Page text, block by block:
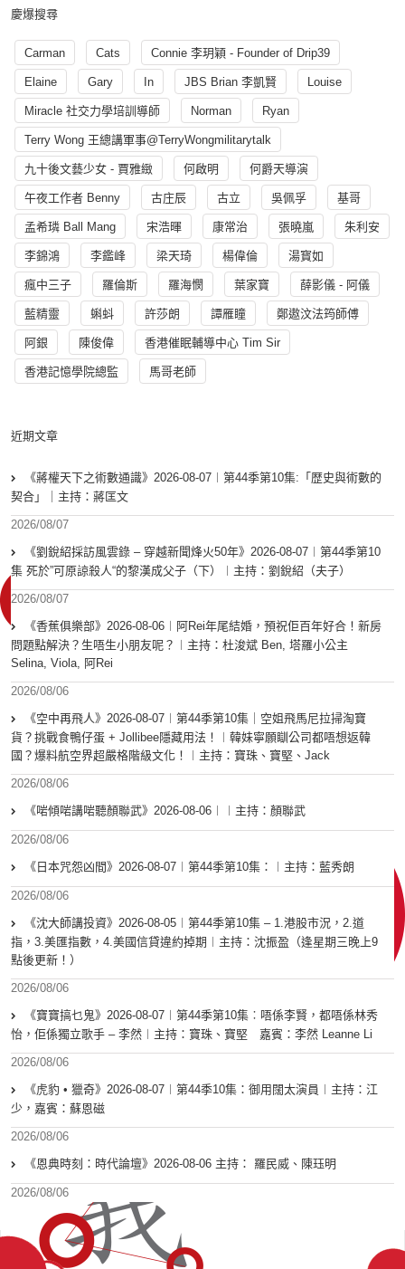
慶爆搜尋
Carman Cats Connie 李玥穎 - Founder of Drip39
Elaine Gary In JBS Brian 李凱賢 Louise
Miracle 社交力學培訓導師 Norman Ryan
Terry Wong 王總講軍事@TerryWongmilitarytalk
九十後文藝少女 - 賈雅緻 何啟明 何爵天導演
午夜工作者 Benny 古庄辰 古立 吳佩孚 基哥
孟希璘 Ball Mang 宋浩暉 康常治 張曉嵐 朱利安
李錦鴻 李鑑峰 梁天琦 楊偉倫 湯寳如
瘋中三子 羅倫斯 羅海憫 葉家寶 薛影儀 - 阿儀
藍精靈 蝌蚪 許莎朗 譚雁瞳 鄭遨汶法筠師傅
阿銀 陳俊偉 香港催眠輔導中心 Tim Sir
香港記憶學院總監 馬哥老師
近期文章
《蔣權天下之術數通識》2026-08-07︱第44季第10集:「歴史與術數的
契合」｜主持：蔣匡文
2026/08/07
《劉銳紹採訪風雲錄 – 穿越新聞烽火50年》2026-08-07︱第44季第10
集 死於”可原諒殺人“的黎漢成父子（下）︱主持：劉銳紹（夫子）
2026/08/07
《香蕉俱樂部》2026-08-06︱阿Rei年尾結婚，預祝佢百年好合！新房
問題點解決？生唔生小朋友呢？︱主持：杜浚斌 Ben, 塔羅小公主
Selina, Viola, 阿Rei
2026/08/06
《空中再飛人》2026-08-07︱第44季第10集｜空姐飛馬尼拉掃淘寶
貨？挑戰食鴨仔蛋 + Jollibee隱藏用法！︱韓妹寧願瞓公司都唔想返韓
國？爆料航空界超嚴格階級文化！︱主持：寶珠、寶堅、Jack
2026/08/06
《啱傾啱講啱聽顏聯武》2026-08-06︱︱主持：顏聯武
2026/08/06
《日本咒怨凶間》2026-08-07︱第44季第10集：︱主持：藍秀朗
2026/08/06
《沈大師講投資》2026-08-05︱第44季第10集 – 1.港股市況，2.道
指，3.美匯指數，4.美國信貸違約掉期︱主持：沈振盈（逢星期三晚上9
點後更新！）
2026/08/06
《寶寶搞乜鬼》2026-08-07︱第44季第10集︰唔係李賢，都唔係林秀
怡，佢係獨立歌手 – 李然︱主持：寶珠、寶堅 嘉賓：李然 Leanne Li
2026/08/06
《虎豹 • 獵奇》2026-08-07︱第44季10集：御用闊太演員︱主持：江
少，嘉賓：蘇恩磁
2026/08/06
《恩典時刻：時代論壇》2026-08-06 主持： 羅民威、陳珏明
2026/08/06